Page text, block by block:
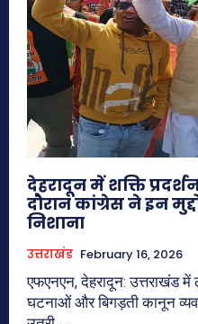
देहरादून में शक्ति
दौरान कांग्रेस ने इन
निशाना
उत्तराखंड February 16, 2026
एफएनएन, देहरादून: उत्तराखंड
घटनाओं और बिगड़ती कानून